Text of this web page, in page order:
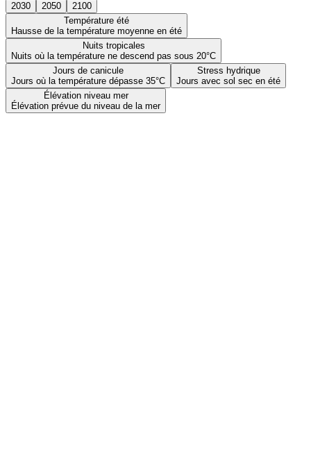
2030 2050
2100
Température été
Hausse de la température moyenne en été
Nuits tropicales
Nuits où la température ne descend pas sous 20°C
Jours de canicule
Jours où la température dépasse 35°C
Stress hydrique
Jours avec sol sec en été
Élévation niveau mer
Élévation prévue du niveau de la mer